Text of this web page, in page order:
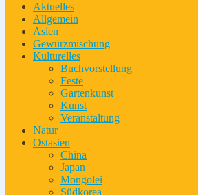
Aktuelles
Allgemein
Asien
Gewürzmischung
Kulturelles
Buchvorstellung
Feste
Gartenkunst
Kunst
Veranstaltung
Natur
Ostasien
China
Japan
Mongolei
Südkorea